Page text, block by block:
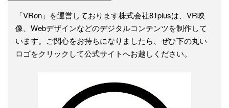
「VRon」を運営しております株式会社81plusは、VR映
像、Webデザインなどのデジタルコンテンツを制作して
います。ご関心をお持ちになりましたら、ぜひ下の丸い
ロゴをクリックして公式サイトへお越しください。